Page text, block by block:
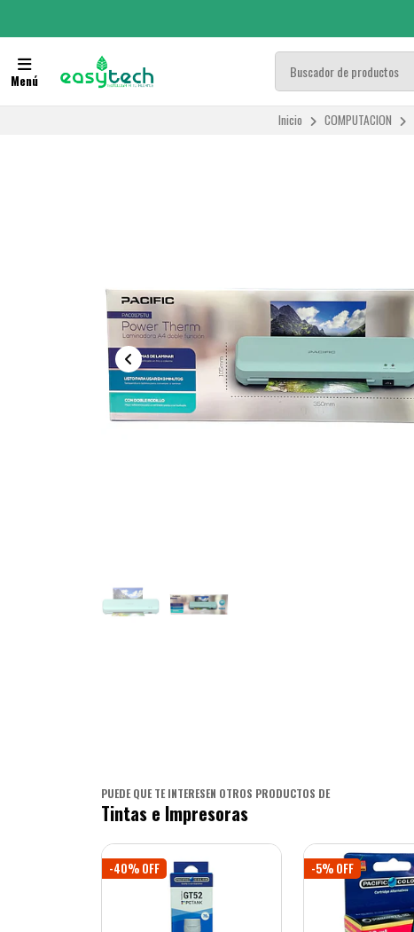
Menú
Inicio COMPUTACION
PUEDE QUE TE INTERESEN OTROS PRODUCTOS DE
Tintas e Impresoras
-40% OFF -5% OFF